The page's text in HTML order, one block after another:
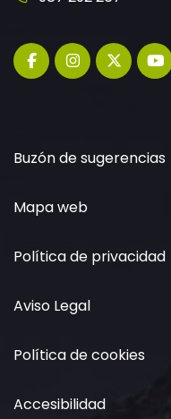
Buzón de sugerencias
Mapa web
Política de privacidad
Aviso Legal
Política de cookies
Accesibilidad